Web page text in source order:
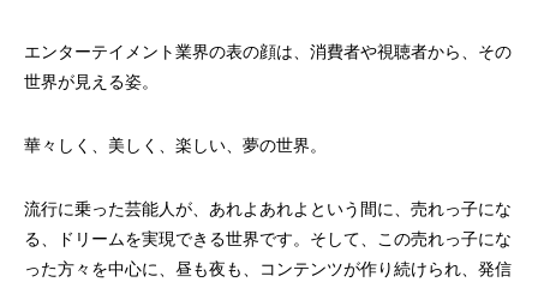
エンターテイメント業界の表の顔は、消費者や視聴者から、その
世界が見える姿。
華々しく、美しく、楽しい、夢の世界。
流行に乗った芸能人が、あれよあれよという間に、売れっ子にな
る、ドリームを実現できる世界です。そして、この売れっ子にな
った方々を中心に、昼も夜も、コンテンツが作り続けられ、発信